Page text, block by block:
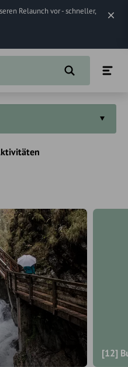
Relaunch vor - schneller,
[12]